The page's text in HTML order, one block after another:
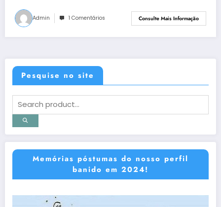
Admin 1 Comentários Consulte Mais Informação
Pesquise no site
Memórias póstumas do nosso perfil
banido em 2024!